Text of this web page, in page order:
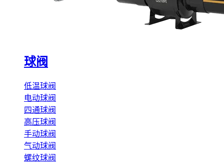
球阀
低温球阀
电动球阀
四通球阀
高压球阀
手动球阀
气动球阀
螺纹球阀